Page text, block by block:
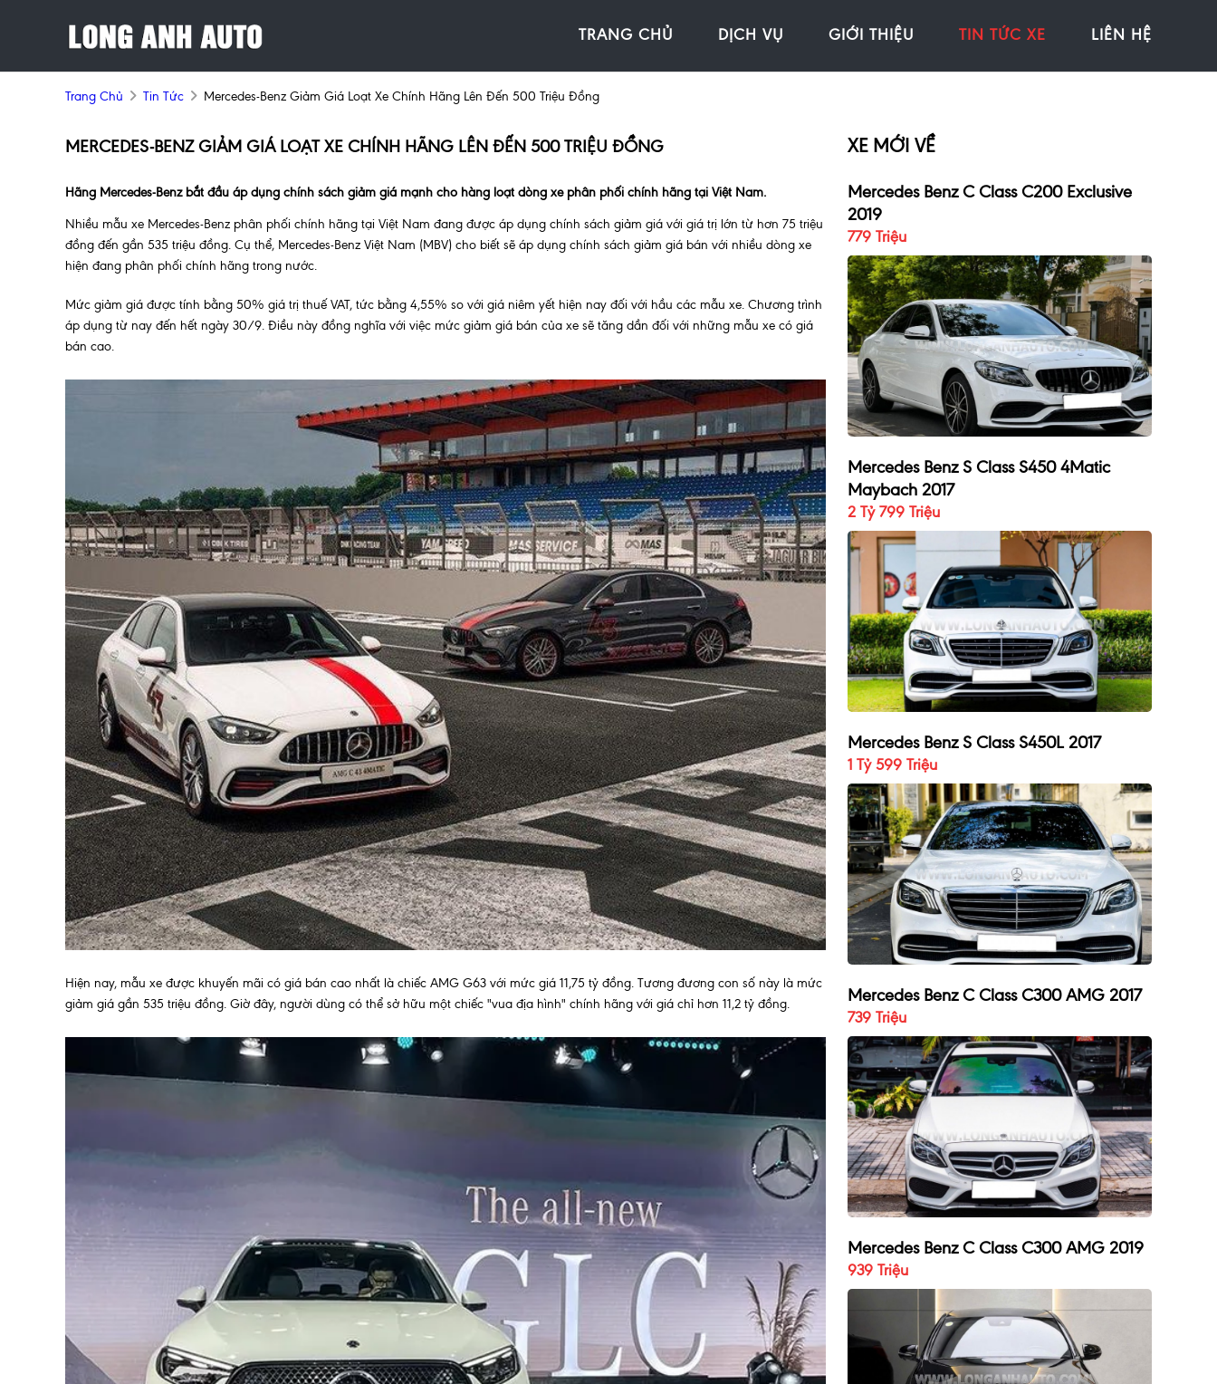
TRANG CHỦ DỊCH VỤ GIỚI THIỆU TIN TỨC XE LIÊN HỆ
Trang Chủ Tin Tức Mercedes-Benz Giảm Giá Loạt Xe Chính Hãng Lên Đến 500 Triệu Đồng
MERCEDES-BENZ GIẢM GIÁ LOẠT XE CHÍNH HÃNG LÊN ĐẾN 500 TRIỆU ĐỒNG
Hãng Mercedes-Benz bắt đầu áp dụng chính sách giảm giá mạnh cho hàng loạt dòng xe phân phối chính hãng tại Việt Nam.
Nhiều mẫu xe Mercedes-Benz phân phối chính hãng tại Việt Nam đang được áp dụng chính sách giảm giá với giá trị lớn từ hơn 75 triệu
đồng đến gần 535 triệu đồng. Cụ thể, Mercedes-Benz Việt Nam (MBV) cho biết sẽ áp dụng chính sách giảm giá bán với nhiều dòng xe
hiện đang phân phối chính hãng trong nước.
Mức giảm giá được tính bằng 50% giá trị thuế VAT, tức bằng 4,55% so với giá niêm yết hiện nay đối với hầu các mẫu xe. Chương trình
áp dụng từ nay đến hết ngày 30/9. Điều này đồng nghĩa với việc mức giảm giá bán của xe sẽ tăng dần đối với những mẫu xe có giá
bán cao.
Hiện nay, mẫu xe được khuyến mãi có giá bán cao nhất là chiếc AMG G63 với mức giá 11,75 tỷ đồng. Tương đương con số này là mức
giảm giá gần 535 triệu đồng. Giờ đây, người dùng có thể sở hữu một chiếc "vua địa hình" chính hãng với giá chỉ hơn 11,2 tỷ đồng.
XE MỚI VỀ
Mercedes Benz C Class C200 Exclusive
2019
779 Triệu
Mercedes Benz S Class S450 4Matic
Maybach 2017
2 Tỷ 799 Triệu
Mercedes Benz S Class S450L 2017
1 Tỷ 599 Triệu
Mercedes Benz C Class C300 AMG 2017
739 Triệu
Mercedes Benz C Class C300 AMG 2019
939 Triệu